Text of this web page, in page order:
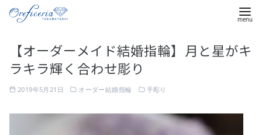
【オーダーメイド結婚指輪】月と星がキ
ラキラ輝く合わせ彫り
2019年5月21日 オーダー結婚指輪 手彫り